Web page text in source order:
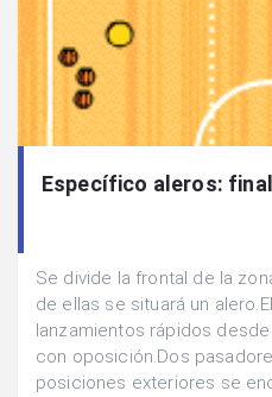
Específico aleros:
Se divide la frontal de la
de ellas se situará un
lanzamientos rápidos
con oposición.Dos
posiciones exteriores se